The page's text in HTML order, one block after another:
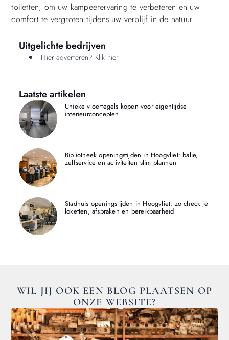
toiletten, om uw kampeerervaring te verbeteren en uw
comfort te vergroten tijdens uw verblijf in de natuur.
Uitgelichte bedrijven
Hier adverteren? Klik hier
Laatste artikelen
Unieke vloertegels kopen voor eigentijdse
interieurconcepten
Bibliotheek openingstijden in Hoogvliet: balie,
zelfservice en activiteiten slim plannen
Stadhuis openingstijden in Hoogvliet: zo check je
loketten, afspraken en bereikbaarheid
WIL JIJ OOK EEN BLOG PLAATSEN OP
ONZE WEBSITE?